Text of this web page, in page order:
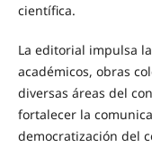
científica.
La editorial impulsa
académicos, obras
diversas áreas del
fortalecer la
democratización del